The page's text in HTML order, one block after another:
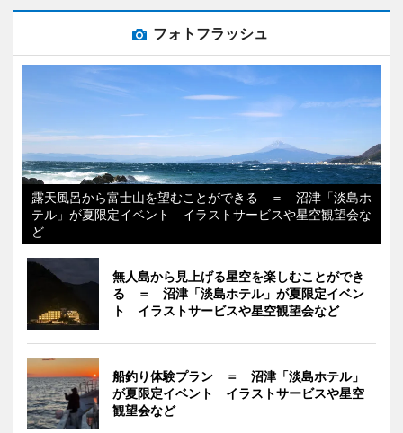
フォトフラッシュ
露天風呂から富士山を望むことができる ＝ 沼津「淡島ホ
テル」が夏限定イベント イラストサービスや星空観望会な
ど
無人島から見上げる星空を楽しむことができ
る ＝ 沼津「淡島ホテル」が夏限定イベン
ト イラストサービスや星空観望会など
船釣り体験プラン ＝ 沼津「淡島ホテル」
が夏限定イベント イラストサービスや星空
観望会など